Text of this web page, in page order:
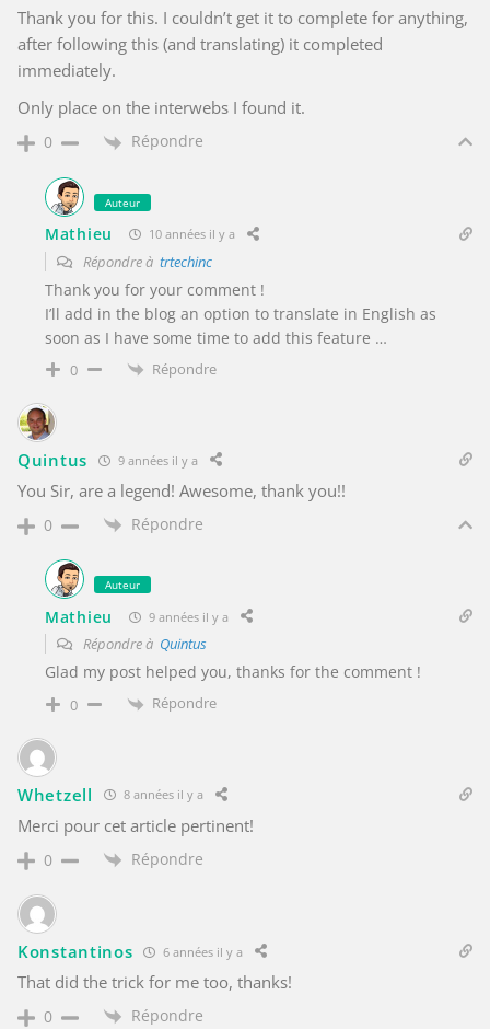
Thank you for this. I couldn’t get it to complete for anything,
after following this (and translating) it completed
immediately.
Only place on the interwebs I found it.
0 Répondre
Auteur
Mathieu 10 années il y a
Répondre à trtechinc
Thank you for your comment !
I’ll add in the blog an option to translate in English as
soon as I have some time to add this feature …
0 Répondre
Quintus 9 années il y a
You Sir, are a legend! Awesome, thank you!!
0 Répondre
Auteur
Mathieu 9 années il y a
Répondre à Quintus
Glad my post helped you, thanks for the comment !
0 Répondre
Whetzell 8 années il y a
Merci pour cet article pertinent!
0 Répondre
Konstantinos 6 années il y a
That did the trick for me too, thanks!
0 Répondre